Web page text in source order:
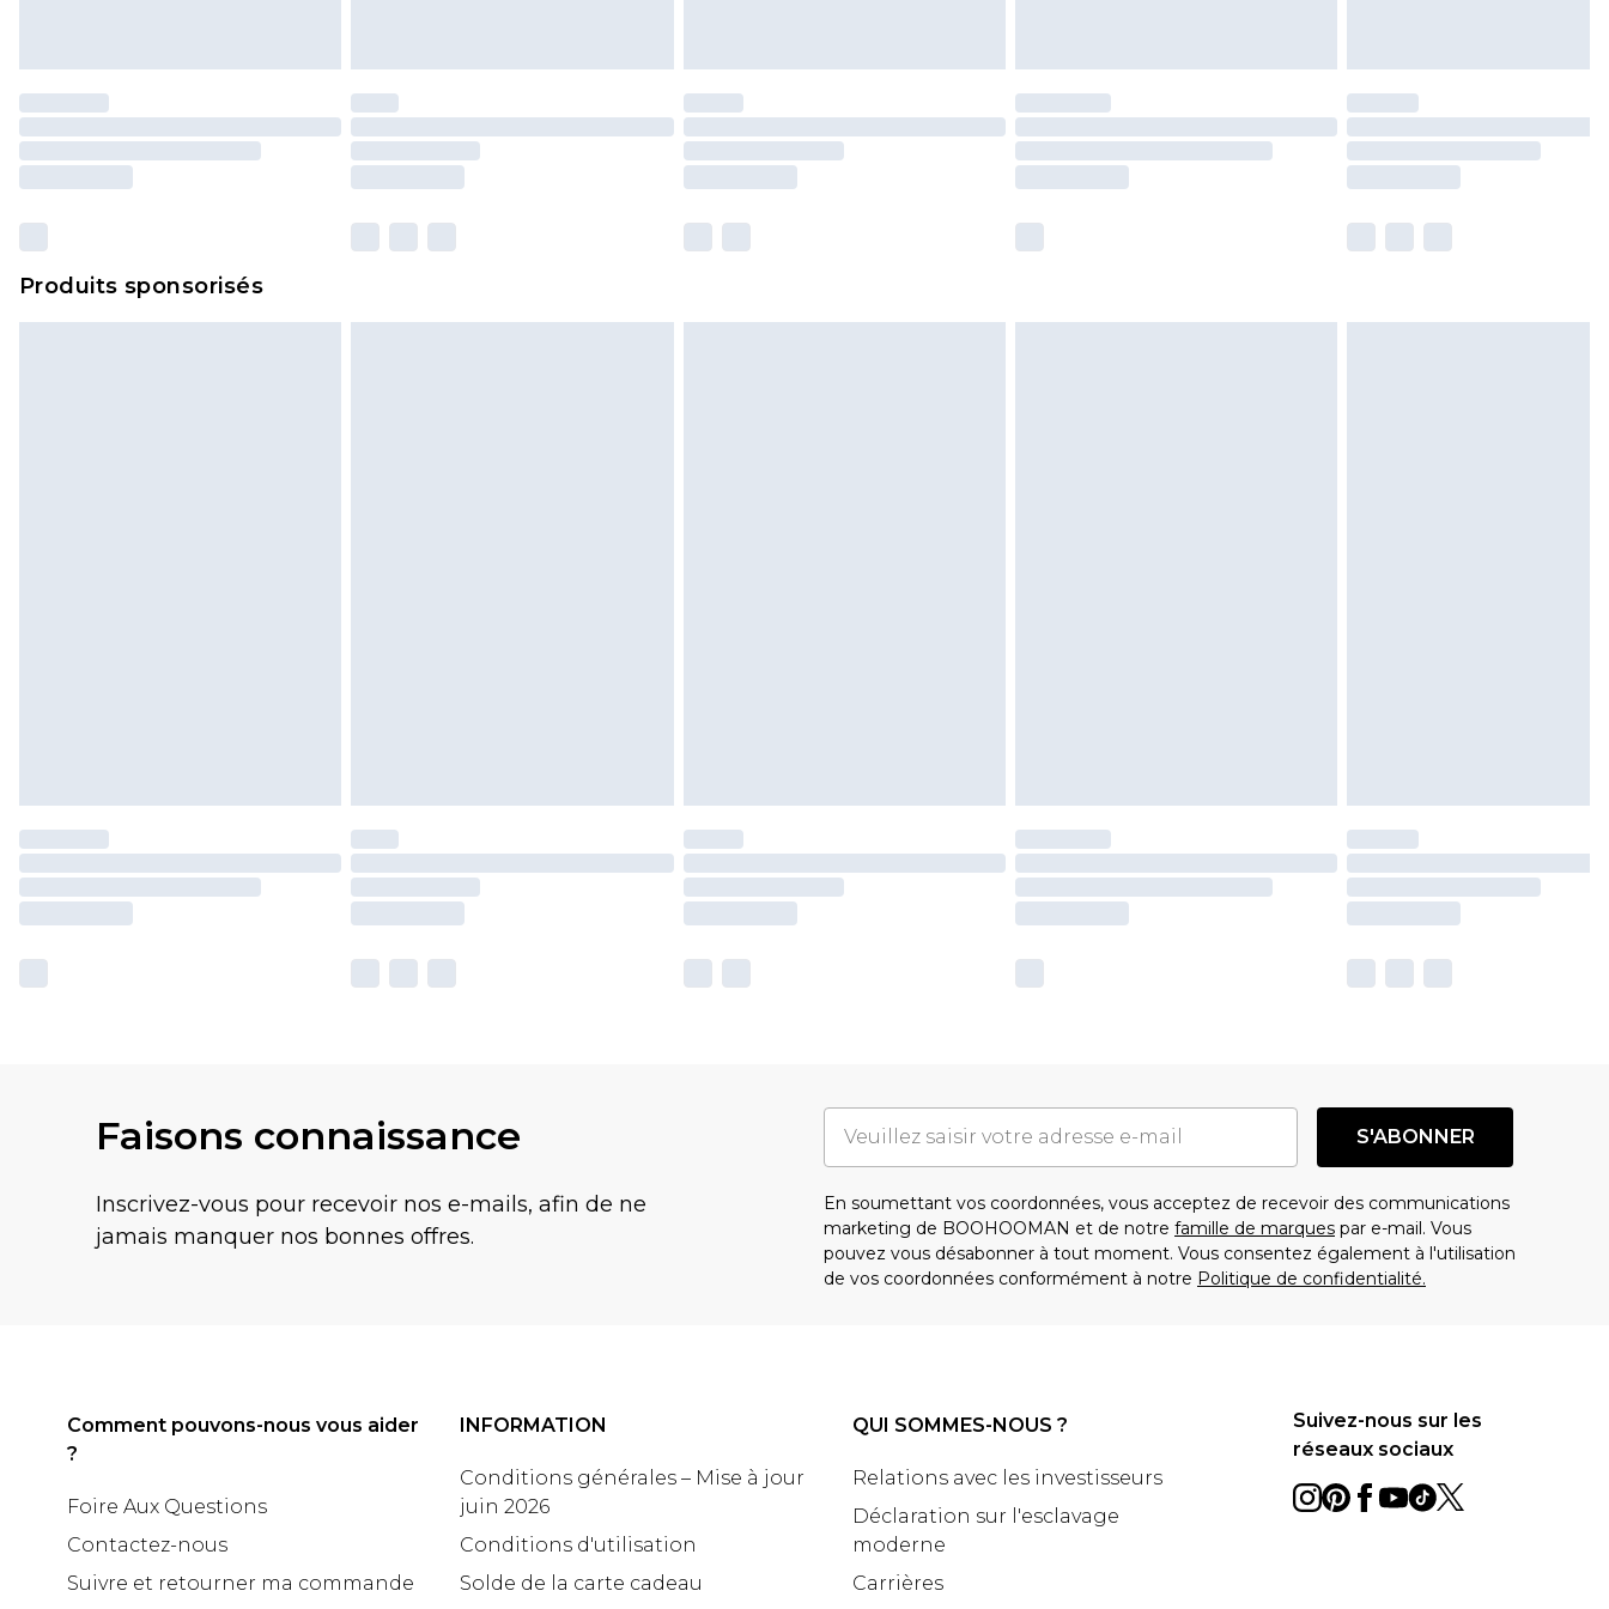
Produits sponsorisés
Faisons connaissance
Inscrivez-vous pour recevoir nos e-mails, afin de ne
jamais manquer nos bonnes offres.
S'ABONNER
En soumettant vos coordonnées, vous acceptez de recevoir des communications
marketing de BOOHOOMAN et de notre famille de marques par e-mail. Vous
pouvez vous désabonner à tout moment. Vous consentez également à l'utilisation
de vos coordonnées conformément à notre Politique de confidentialité.
Comment pouvons-nous vous aider
?
Foire Aux Questions
Contactez-nous
Suivre et retourner ma commande
INFORMATION
Conditions générales – Mise à jour
juin 2026
Conditions d'utilisation
Solde de la carte cadeau
QUI SOMMES-NOUS ?
Relations avec les investisseurs
Déclaration sur l'esclavage
moderne
Carrières
Suivez-nous sur les
réseaux sociaux